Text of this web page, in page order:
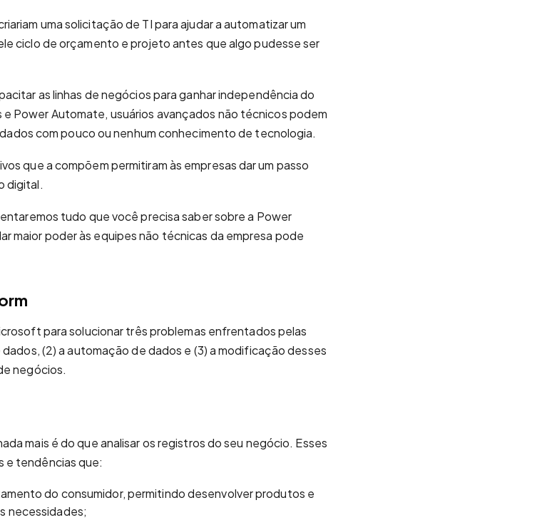
uma solicitação de TI para ajudar a automatizar um
ciclo de orçamento e projeto antes que algo pudesse ser
as linhas de negócios para ganhar independência do
Power Automate, usuários avançados não técnicos podem
com pouco ou nenhum conhecimento de tecnologia.
que a compõem permitiram às empresas dar um passo
digital.
tudo que você precisa saber sobre a Power
maior poder às equipes não técnicas da empresa pode
para solucionar três problemas enfrentados pelas
dados, (2) a automação de dados e (3) a modificação desses
negócios.
mais é do que analisar os registros do seu negócio. Esses
e tendências que:
do consumidor, permitindo desenvolver produtos e
necessidades;